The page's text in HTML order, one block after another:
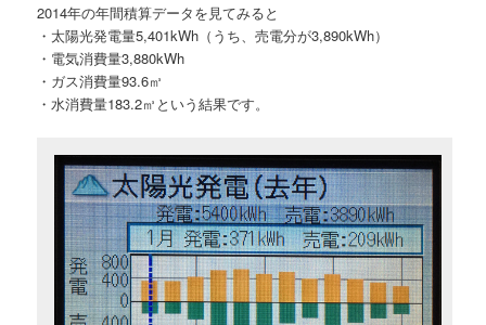
2014年の年間積算データを見てみると
・太陽光発電量5,401kWh（うち、売電分が3,890kWh）
・電気消費量3,880kWh
・ガス消費量93.6㎥
・水消費量183.2㎥という結果です。